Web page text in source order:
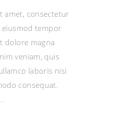
amet, consectetur
eiusmod tempor
dolore magna
veniam, quis
laboris nisi
consequat.